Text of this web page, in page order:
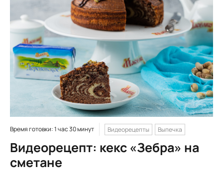
Время готовки: 1 час 30 минут Видеорецепты Выпечка
Видеорецепт: кекс «Зебра» на
сметане